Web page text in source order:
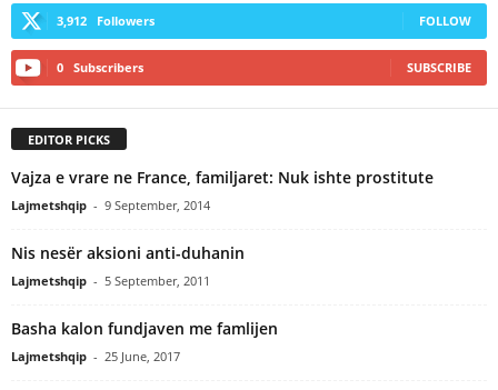
3,912 Followers FOLLOW
0 Subscribers SUBSCRIBE
EDITOR PICKS
Vajza e vrare ne France, familjaret: Nuk ishte prostitute
Lajmetshqip - 9 September, 2014
Nis nesër aksioni anti-duhanin
Lajmetshqip - 5 September, 2011
Basha kalon fundjaven me famlijen
Lajmetshqip - 25 June, 2017